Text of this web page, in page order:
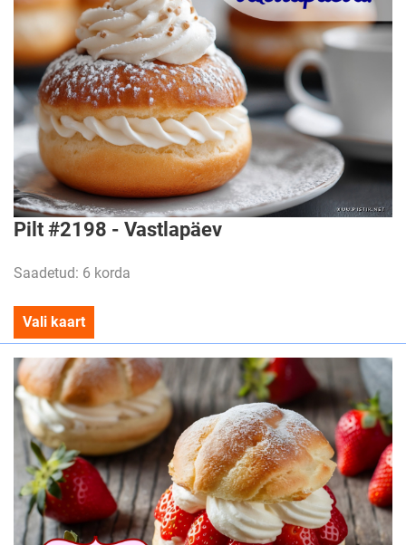
Pilt #2198 - Vastlapäev
Saadetud: 6 korda
Vali kaart